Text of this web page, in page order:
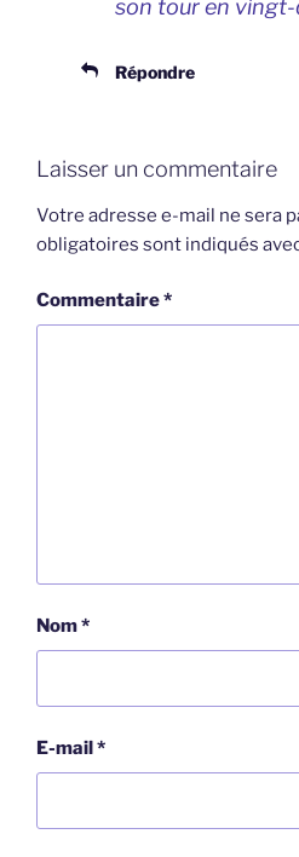
son tour en vingt-
Répondre
Laisser un commentaire
Votre adresse e-mail ne sera
obligatoires sont indiqués
Commentaire*
Nom*
E-mail*